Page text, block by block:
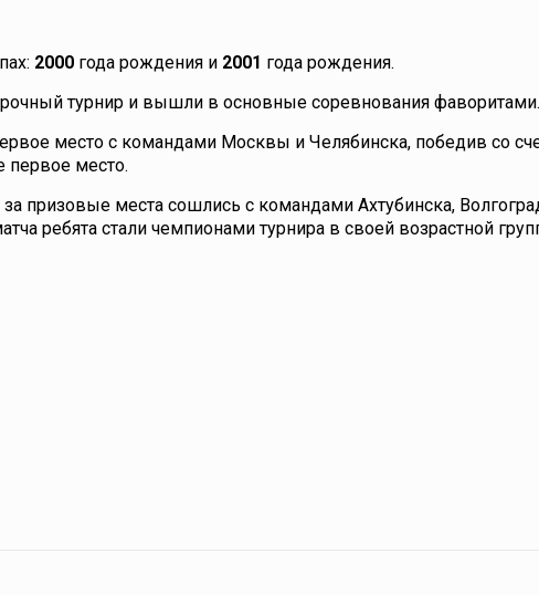
2000 года рождения и 2001 года рождения.
турнир и вышли в основные соревнования фаворитами.
место с командами Москвы и Челябинска, победив со
первое место.
призовые места сошлись с командами Ахтубинска,
ребята стали чемпионами турнира в своей возрастной